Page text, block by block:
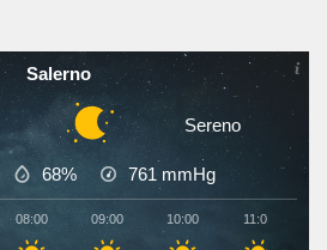
Salerno
Sereno
68% 761 mmHg
08:00 09:00 10:00 11:00